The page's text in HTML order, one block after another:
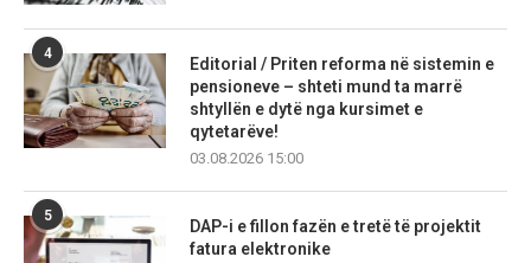
4
Editorial / Priten reforma në sistemin e
pensioneve – shteti mund ta marrë
shtyllën e dytë nga kursimet e
qytetarëve!
03.08.2026 15:00
5
DAP-i e fillon fazën e tretë të projektit
fatura elektronike